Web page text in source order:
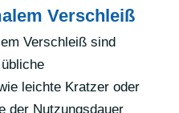
Verschleiß
Verschleiß sind
leichte Kratzer oder
der Nutzungsdauer